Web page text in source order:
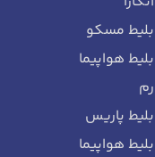
بلیط مسکو
بلیط هواپیما
رم
بلیط پاریس
بلیط هواپیما